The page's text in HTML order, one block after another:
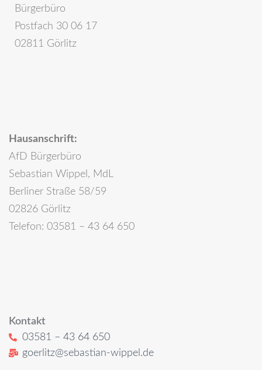
Bürgerbüro
Postfach 30 06 17
02811 Görlitz
Hausanschrift:
AfD Bürgerbüro
Sebastian Wippel, MdL
Berliner Straße 58/59
02826 Görlitz
Telefon: 03581 – 43 64 650
Kontakt
03581 – 43 64 650
goerlitz@sebastian-wippel.de